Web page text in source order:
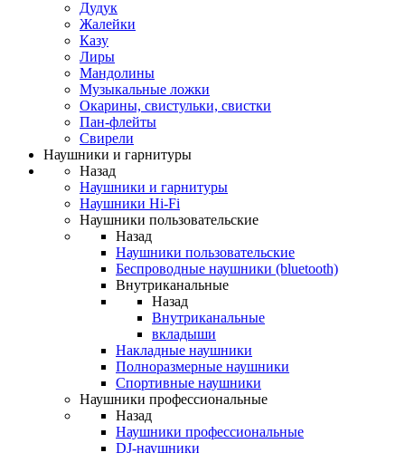
Дудук
Жалейки
Казу
Лиры
Мандолины
Музыкальные ложки
Окарины, свистульки, свистки
Пан-флейты
Свирели
Наушники и гарнитуры
Назад
Наушники и гарнитуры
Наушники Hi-Fi
Наушники пользовательские
Назад
Наушники пользовательские
Беспроводные наушники (bluetooth)
Внутриканальные
Назад
Внутриканальные
вкладыши
Накладные наушники
Полноразмерные наушники
Спортивные наушники
Наушники профессиональные
Назад
Наушники профессиональные
DJ-наушники